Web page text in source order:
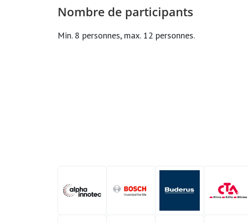
Nombre de participants
Min. 8 personnes, max. 12 personnes.